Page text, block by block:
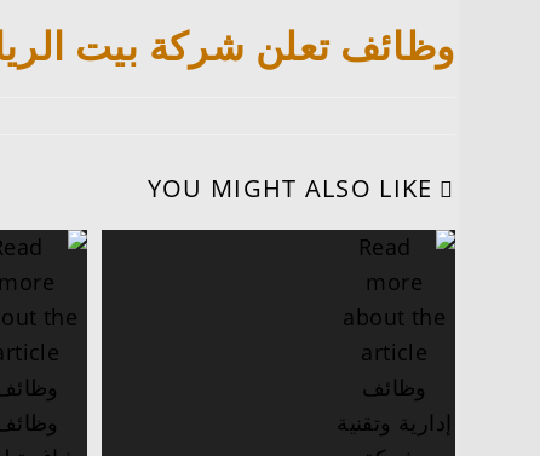
وظائف تعلن شركة بيت
YOU MIGHT ALSO LIKE